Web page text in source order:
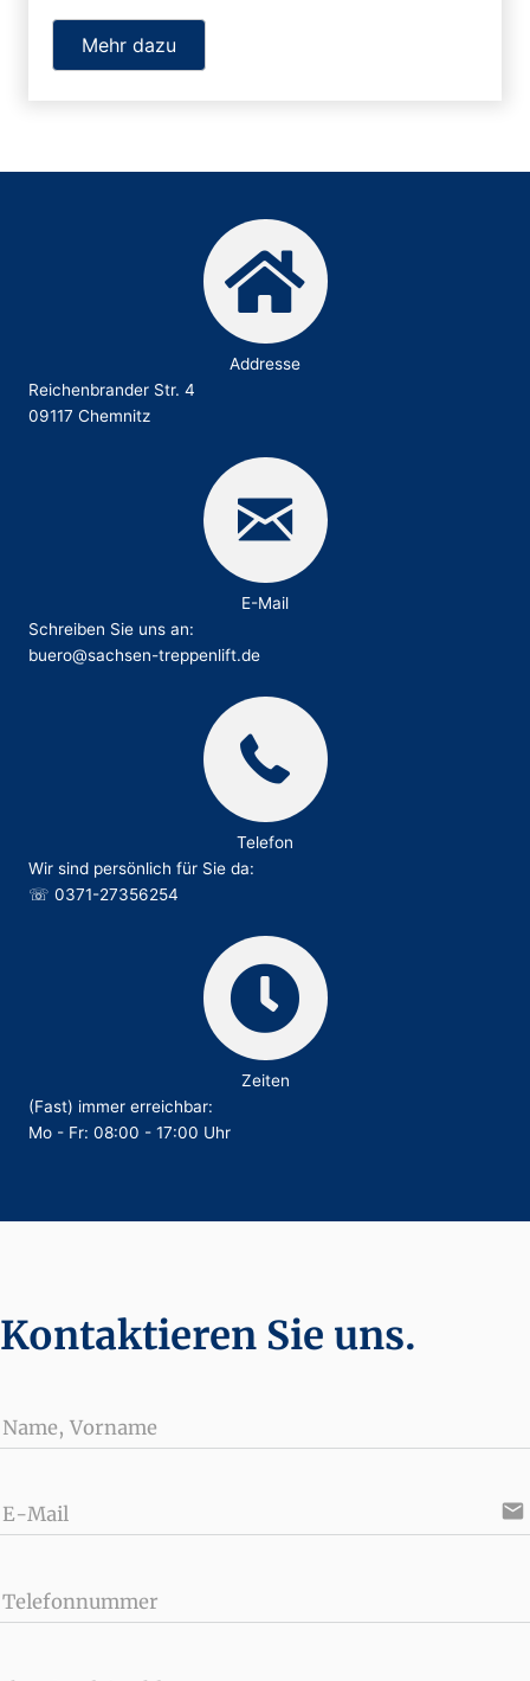
Mehr dazu
Addresse
Reichenbrander Str. 4
09117 Chemnitz
E-Mail
Schreiben Sie uns an:
buero@sachsen-treppenlift.de
Telefon
Wir sind persönlich für Sie da:
☏ 0371-27356254
Zeiten
(Fast) immer erreichbar:
Mo - Fr: 08:00 - 17:00 Uhr
Kontaktieren Sie uns.
Name, Vorname
E-Mail email
Telefonnummer